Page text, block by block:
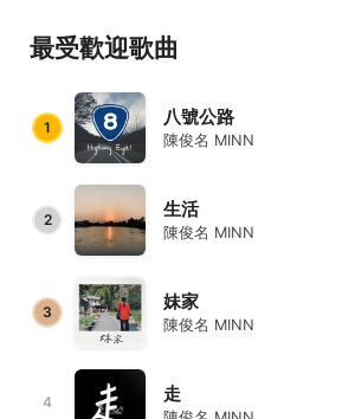
最受歡迎歌曲
1 八號公路
陳俊名 MINN
2 生活
陳俊名 MINN
3 妹家
陳俊名 MINN
4 走